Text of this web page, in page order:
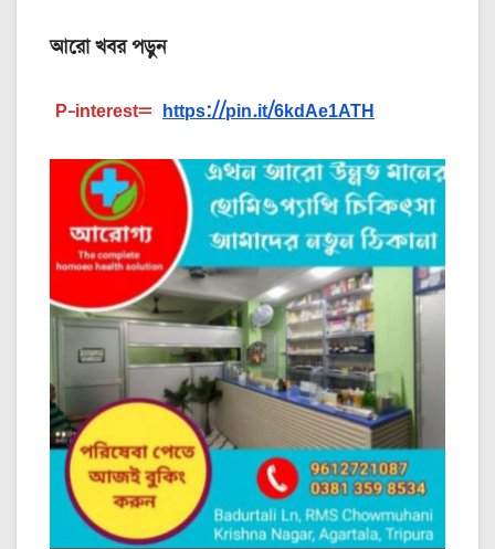
আরো খবর পড়ুন
P-interest= https://pin.it/6kdAe1ATH